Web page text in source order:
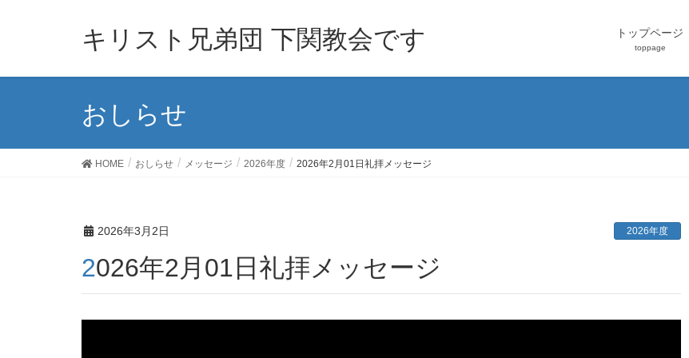
キリスト兄弟団 下関教会です トップページ
toppage
おしらせ
HOME おしらせ メッセージ 2026年度 2026年2月01日礼拝メッセージ
2026年3月2日 2026年度
2026年2月01日礼拝メッセージ